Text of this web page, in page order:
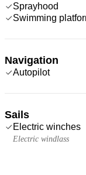
Sprayhood
Swimming
Navigation
Autopilot
Sails
Electric winches
Electric windlass